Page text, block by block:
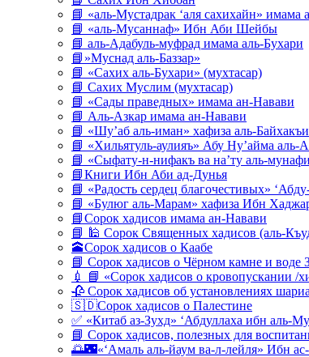
📘 «аль-Мустадрак ‘аля сахихайн» имама
📘 «аль-Мусаннаф» Ибн Аби Шейбы
📘 аль-Адабуль-муфрад имама аль-Бухари
📘»Муснад аль-Баззар»
📘 «Сахих аль-Бухари» (мухтасар)
📘 Сахих Муслим (мухтасар)
📘 «Сады праведных» имама ан-Навави
📘 Аль-Азкар имама ан-Навави
📘 «Шу’аб аль-иман» хафиза аль-Байхакъи
📘 «Хильятуль-аулияъ» Абу Ну’айма аль-
📘 «Сыфату-н-нифакъ ва на’ту аль-
📘Книги Ибн Аби ад-Дунья
📘 «Радость сердец благочестивых»
📘 «Булюг аль-Марам» хафиза Ибн
📘Сорок хадисов имама ан-Навави
📘 🕌 Сорок Священных хадисов (аль-
🕋Сорок хадисов о Каабе
📘 Сорок хадисов о Чёрном камне и воде
💉 📘 «Сорок хадисов о кровопускании /
🥀 Сорок хадисов об установлениях
🇸🇩Сорок хадисов о Палестине
✅ «Китаб аз-Зухд» ‘Абдуллаха ибн аль-
📘 Сорок хадисов, полезных для
🌅🌃«‘Амаль аль-йаум ва-л-лейля» Ибн